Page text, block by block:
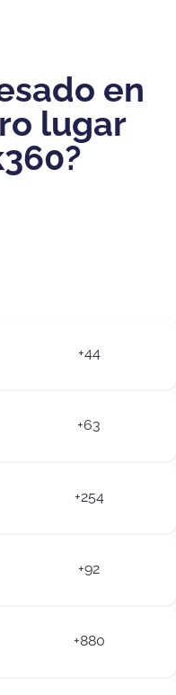
en
lugar
+44
+63
+254
+92
+880